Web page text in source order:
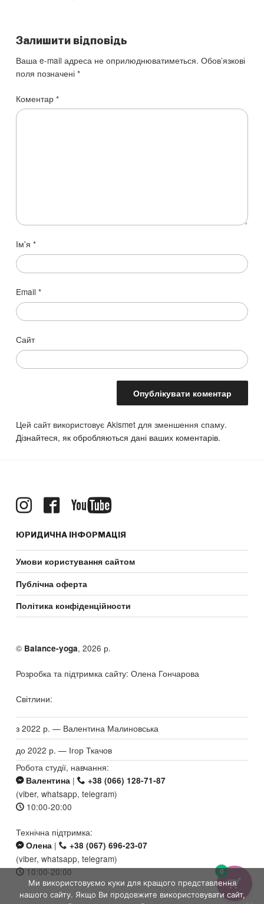
Залишити відповідь
Ваша e-mail адреса не оприлюднюватиметься. Обов’язкові
поля позначені*
Коментар*
Ім'я*
Email*
Сайт
Цей сайт використовує Akismet для зменшення спаму.
Дізнайтеся, як обробляються дані ваших коментарів.
ЮРИДИЧНА ІНФОРМАЦІЯ
Умови користування сайтом
Публічна оферта
Політика конфіденційности
© Balance-yoga, 2026 р.
Розробка та підтримка сайту: Олена Гончарова
Світлини:
з 2022 р. — Валентина Малиновська
до 2022 р. — Ігор Ткачов
Робота студії, навчання:
Валентина | +38 (066) 128-71-87
(viber, whatsapp, telegram)
10:00-20:00
Технічна підтримка:
Олена | +38 (067) 696-23-07
(viber, whatsapp, telegram)
10:00-20:00
0
Ми використовуємо куки для кращого представлення
нашого сайту. Якщо Ви продовжите використовувати сайт,